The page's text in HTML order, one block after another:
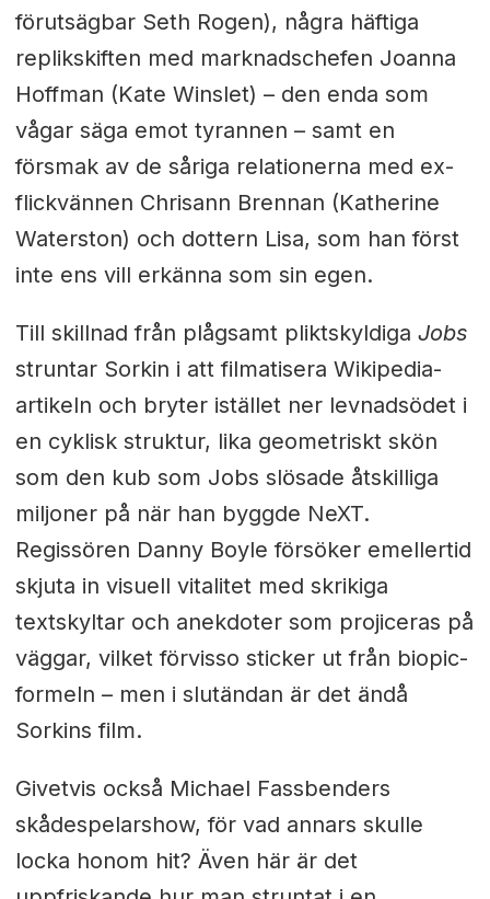
förutsägbar Seth Rogen), några häftiga
replikskiften med marknadschefen Joanna
Hoffman (Kate Winslet) – den enda som
vågar säga emot tyrannen – samt en
försmak av de såriga relationerna med ex-
flickvännen Chrisann Brennan (Katherine
Waterston) och dottern Lisa, som han först
inte ens vill erkänna som sin egen.
Till skillnad från plågsamt pliktskyldiga Jobs
struntar Sorkin i att filmatisera Wikipedia-
artikeln och bryter istället ner levnadsödet i
en cyklisk struktur, lika geometriskt skön
som den kub som Jobs slösade åtskilliga
miljoner på när han byggde NeXT.
Regissören Danny Boyle försöker emellertid
skjuta in visuell vitalitet med skrikiga
textskyltar och anekdoter som projiceras på
väggar, vilket förvisso sticker ut från biopic-
formeln – men i slutändan är det ändå
Sorkins film.
Givetvis också Michael Fassbenders
skådespelarshow, för vad annars skulle
locka honom hit? Även här är det